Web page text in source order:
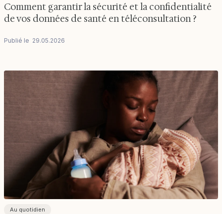
Comment garantir la sécurité et la confidentialité
de vos données de santé en téléconsultation ?
Publié le 29.05.2026
Au quotidien